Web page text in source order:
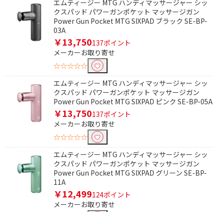
エムティージー MTG ハンディマッサージャー シッ
クスパッド パワーガンポケット マッサージガン
Power Gun Pocket MTG SIXPAD ブラック SE-BP-
03A
￥13,750137ポイント
メーカーお取り寄せ
☆☆☆☆☆
エムティージー MTG ハンディマッサージャー シッ
クスパッド パワーガンポケット マッサージガン
Power Gun Pocket MTG SIXPAD ピンク SE-BP-05A
￥13,750137ポイント
メーカーお取り寄せ
☆☆☆☆☆
エムティージー MTG ハンディマッサージャー シッ
クスパッド パワーガンポケット マッサージガン
Power Gun Pocket MTG SIXPAD グリーン SE-BP-
11A
￥12,499124ポイント
メーカーお取り寄せ
条件で絞り込む